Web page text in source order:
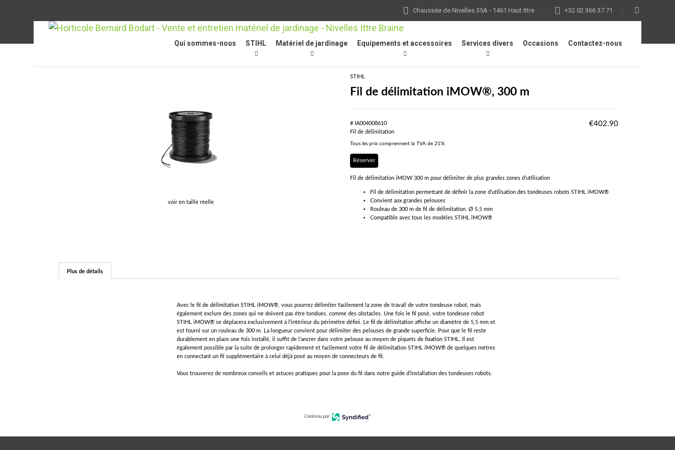
Chaussée de Nivelles 35A - 1461 Haut Ittre +32 02 366 37 71
Qui sommes-nous STIHL Matériel de jardinage Equipements et accessoires Services divers Occasions
Contactez-nous
Accessoires pour tondeuses robots iMOW® Fil de délimitation
voir en taille réelle
STIHL
Fil de délimitation iMOW®, 300 m
# IA004008610
Fil de délimitation
€402.90
Tous les prix comprennent la TVA de 21%.
Réserver
Fil de délimitation iMOW 300 m pour délimiter de plus grandes zones d’utilisation
Fil de délimitation permettant de définir la zone d’utilisation des tondeuses robots STIHL iMOW®
Convient aux grandes pelouses
Rouleau de 300 m de fil de délimitation, Ø 5,5 mm
Compatible avec tous les modèles STIHL iMOW®
Plus de détails
Avec le fil de délimitation STIHL iMOW®, vous pourrez délimiter facilement la zone de travail de votre tondeuse robot, mais
également exclure des zones qui ne doivent pas être tondues, comme des obstacles. Une fois le fil posé, votre tondeuse robot
STIHL iMOW® se déplacera exclusivement à l’intérieur du périmètre défini. Le fil de délimitation affiche un diamètre de 5,5 mm et
est fourni sur un rouleau de 300 m. La longueur convient pour délimiter des pelouses de grande superficie. Pour que le fil reste
durablement en place une fois installé, il suffit de l’ancrer dans votre pelouse au moyen de piquets de fixation STIHL. Il est
également possible par la suite de prolonger rapidement et facilement votre fil de délimitation STIHL iMOW® de quelques mètres
en connectant un fil supplémentaire à celui déjà posé au moyen de connecteurs de fil.
Vous trouverez de nombreux conseils et astuces pratiques pour la pose du fil dans notre guide d’installation des tondeuses robots.
Contenu par